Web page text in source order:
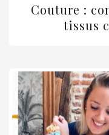
Couture :
tissus